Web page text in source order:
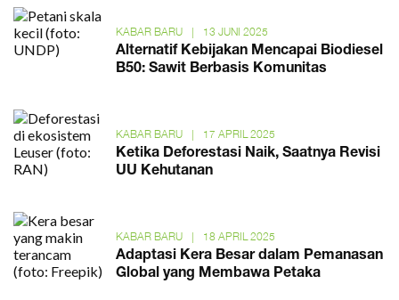
KABAR BARU | 13 JUNI 2025
Alternatif Kebijakan Mencapai Biodiesel
B50: Sawit Berbasis Komunitas
KABAR BARU | 17 APRIL 2025
Ketika Deforestasi Naik, Saatnya Revisi
UU Kehutanan
KABAR BARU | 18 APRIL 2025
Adaptasi Kera Besar dalam Pemanasan
Global yang Membawa Petaka